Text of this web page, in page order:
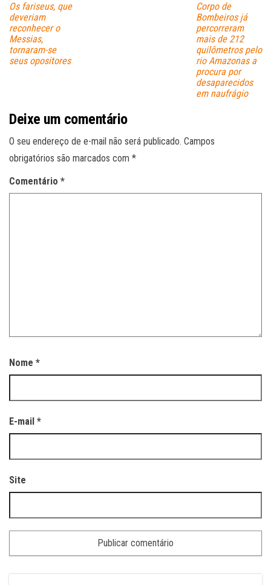
Os fariseus, que
deveriam
reconhecer o
Messias,
tornaram-se
seus opositores
Corpo de
Bombeiros já
percorreram
mais de 212
quilômetros pelo
rio Amazonas a
procura por
desaparecidos
em naufrágio
Deixe um comentário
O seu endereço de e-mail não será publicado. Campos
obrigatórios são marcados com *
Comentário *
Nome *
E-mail *
Site